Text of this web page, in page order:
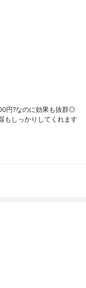
円?なのに効果も抜群◎
もしっかりしてくれます